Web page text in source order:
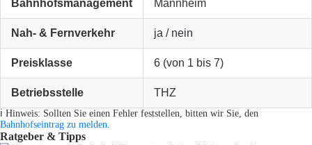
Bahnhofsmanagement Mannheim
Nah- & Fernverkehr ja / nein
Preisklasse 6 (von 1 bis 7)
Betriebsstelle THZ
ℹ️ Hinweis: Sollten Sie einen Fehler feststellen, bitten wir Sie, den
Bahnhofseintrag zu melden.
Ratgeber & Tipps